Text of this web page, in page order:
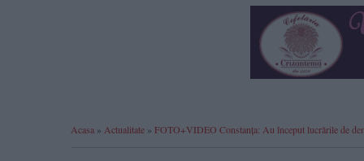
Acasa » Actualitate » FOTO+VIDEO Constanța: Au început lucrările de